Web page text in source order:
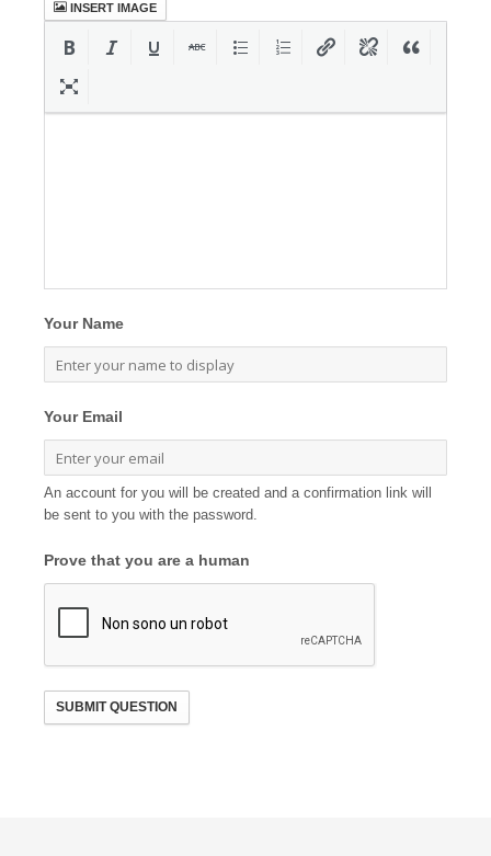
INSERT IMAGE
Your Name
Your Email
An account for you will be created and a confirmation link will
be sent to you with the password.
Prove that you are a human
SUBMIT QUESTION